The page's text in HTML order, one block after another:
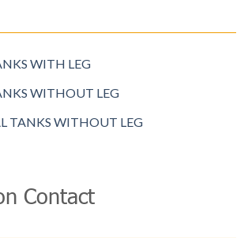
WITH LEG
WITHOUT LEG
TANKS WITHOUT LEG
Contact